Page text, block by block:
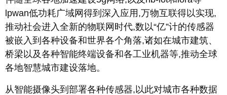
lpwan低功耗广域网得到深入应用,万物互联得以实现,
推动社会进入全新的物联网时代,数以“亿”计的传感器
被嵌入到各种设备和世界各个角落,诸如在城市建筑、
桥梁以及各种智能终端设备和各工业机器等,推动全球
各地智慧城市建设落地。
从智能摄像头到部署各种传感器,以此对城市各种数据